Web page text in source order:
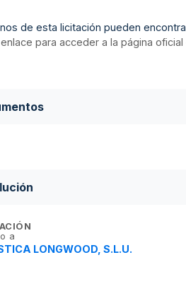
de esta licitación pueden
para acceder a la página oficial
a
LONGWOOD, S.L.U.